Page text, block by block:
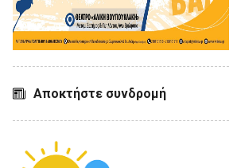
Αποκτήστε συνδρομή